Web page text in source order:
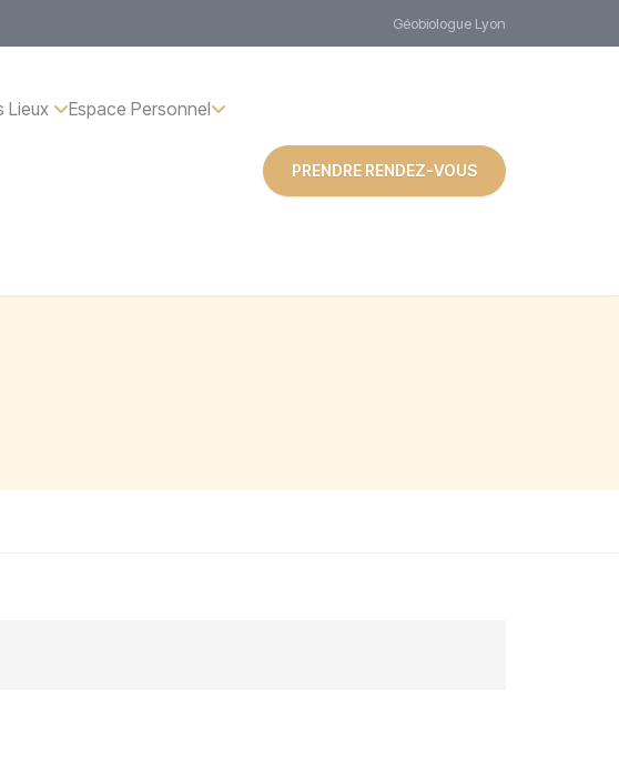
Géobiologue Lyon
Lieux Espace Personnel
PRENDRE RENDEZ-VOUS